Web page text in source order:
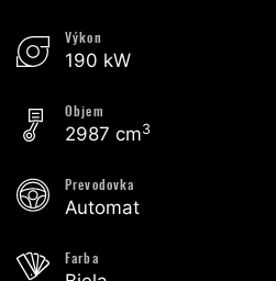
Výkon
190 kW
Objem
2987 cm3
Prevodovka
Automat
Farba